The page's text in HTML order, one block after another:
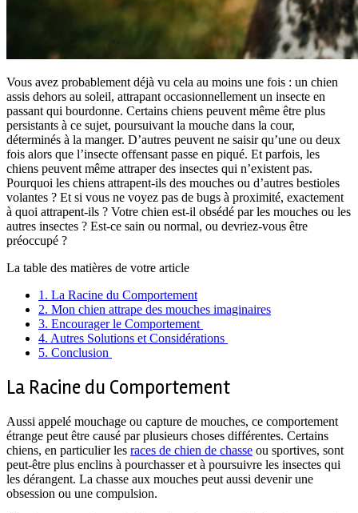
Vous avez probablement déjà vu cela au moins une fois : un chien
assis dehors au soleil, attrapant occasionnellement un insecte en
passant qui bourdonne. Certains chiens peuvent même être plus
persistants à ce sujet, poursuivant la mouche dans la cour,
déterminés à la manger. D’autres peuvent ne saisir qu’une ou deux
fois alors que l’insecte offensant passe en piqué. Et parfois, les
chiens peuvent même attraper des insectes qui n’existent pas.
Pourquoi les chiens attrapent-ils des mouches ou d’autres bestioles
volantes ? Et si vous ne voyez pas de bugs à proximité, exactement
à quoi attrapent-ils ? Votre chien est-il obsédé par les mouches ou les
autres insectes ? Est-ce sain ou normal, ou devriez-vous être
préoccupé ?
La table des matières de votre article
1. La Racine du Comportement
2. Mon chien attrape des mouches imaginaires
3. Encourager le Comportement
4. Autres Solutions et Considérations
5. Conclusion
La Racine du Comportement
Aussi appelé mouchage ou capture de mouches, ce comportement
étrange peut être causé par plusieurs choses différentes. Certains
chiens, en particulier les races de chien de chasse ou sportives, sont
peut-être plus enclins à pourchasser et à poursuivre les insectes qui
les dérangent. La chasse aux mouches peut aussi devenir une
obsession ou une compulsion.